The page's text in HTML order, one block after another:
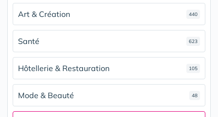
Art & Création 440
Santé 623
Hôtellerie & Restauration 105
Mode & Beauté 48